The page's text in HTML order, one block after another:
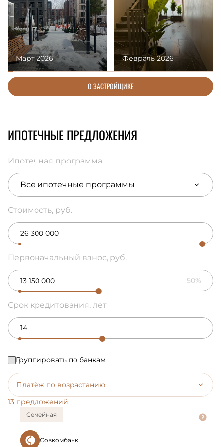
Март 2026 Февраль 2026
О ЗАСТРОЙЩИКЕ
ИПОТЕЧНЫЕ ПРЕДЛОЖЕНИЯ
Ипотечная программа
Все ипотечные программы
Стоимость, руб.
Первоначальный взнос, руб.
50%
Срок кредитования, лет
Группировать по банкам
Платёж по возрастанию
13 предложений
Семейная
Совкомбанк